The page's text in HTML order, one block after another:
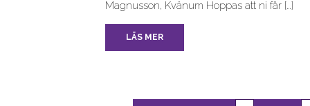
Magnusson, Kvänum Hoppas att ni får […]
LÄS MER